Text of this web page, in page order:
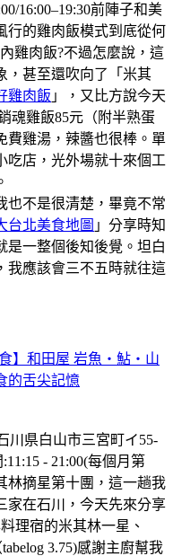
16:00–19:30前陣子和美
行的雞肉飯模式到底從何
雞肉飯?不過怎麼說，這
，甚至還吹向了「米其
雞肉飯 」，又比方說今天
魂雞飯85元（附半熟蛋
費雞湯，辣醬也很棒。單
吃店，光外場就十來個工
也不是很清楚，畢竟不常
台北美食地圖 」分享時知
是一整個後知後覺。坦白
我應該會三不五時就往這
】和田屋 岩魚・鮎・山
的舌尖記憶
川県白山市三宮町イ55-
- 21:00(每個月第
林摘星第十團，這一趟我
家在石川，今天先來分享
理宿的米其林一星、
3.75)感謝主廚幫我